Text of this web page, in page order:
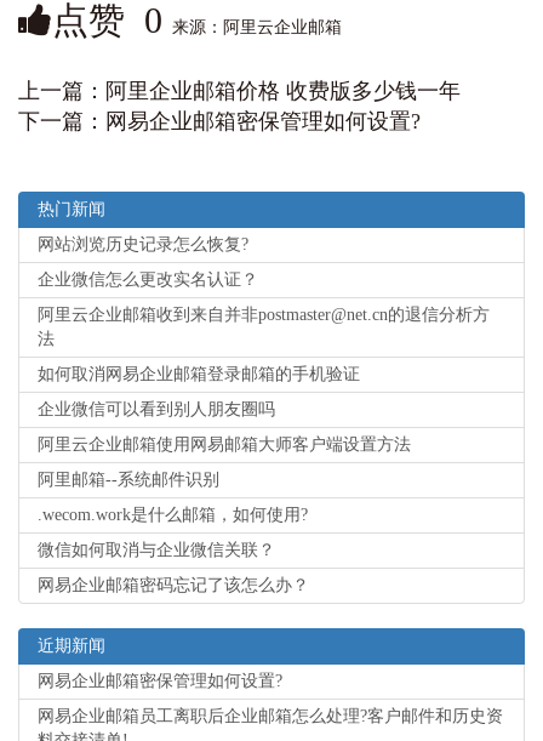
点赞 0 来源：阿里云企业邮箱
上一篇： 阿里企业邮箱价格 收费版多少钱一年
下一篇： 网易企业邮箱密保管理如何设置?
热门新闻
网站浏览历史记录怎么恢复?
企业微信怎么更改实名认证？
阿里云企业邮箱收到来自并非postmaster@net.cn的退信分析方
法
如何取消网易企业邮箱登录邮箱的手机验证
企业微信可以看到别人朋友圈吗
阿里云企业邮箱使用网易邮箱大师客户端设置方法
阿里邮箱--系统邮件识别
.wecom.work是什么邮箱，如何使用?
微信如何取消与企业微信关联？
网易企业邮箱密码忘记了该怎么办？
近期新闻
网易企业邮箱密保管理如何设置?
网易企业邮箱员工离职后企业邮箱怎么处理?客户邮件和历史资